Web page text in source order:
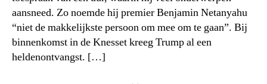
aansneed. Zo noemde hij premier Benjamin Netanyahu
“niet de makkelijkste persoon om mee om te gaan”. Bij
binnenkomst in de Knesset kreeg Trump al een
heldenontvangst. […]